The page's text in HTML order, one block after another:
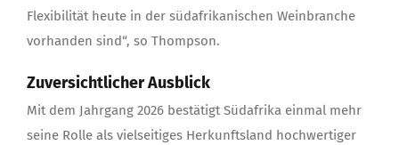
Flexibilität heute in der südafrikanischen Weinbranche
vorhanden sind“, so Thompson.
Zuversichtlicher Ausblick
Mit dem Jahrgang 2026 bestätigt Südafrika einmal mehr
seine Rolle als vielseitiges Herkunftsland hochwertiger